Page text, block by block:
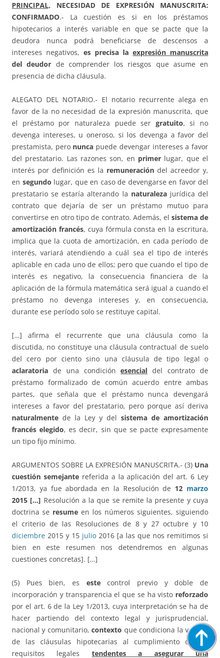
PRINCIPAL, NECESIDAD DE EXPRESIÓN MANUSCRITA:
CONFIRMADO.- La cuestión es si en los préstamos
hipotecarios a interés variable en que se pacte que la
deudora nunca podrá beneficiarse de descensos a
intereses negativos, es precisa la expresión manuscrita
del deudor de comprender los riesgos que asume en
presencia de dicha cláusula.
ALEGATO DEL NOTARIO.- El notario recurrente alega en
favor de la no necesidad de la expresión manuscrita, que
el préstamo por naturaleza puede ser gratuito, si no
devenga intereses, u oneroso, si los devenga a favor del
prestamista, pero nunca puede devengar intereses a favor
del prestatario. Las razones son, en primer lugar, que el
interés por definición es la remuneración del acreedor y,
en segundo lugar, que en caso de devengarse en favor del
prestatario se estaría alterando la naturalezajurídica del
contrato que dejaría de ser un préstamo mutuo para
convertirse en otro tipo de contrato. Además, el sistema de
amortización francés, cuya fórmula consta en la escritura,
implica que la cuota de amortización, en cada período de
interés, variará atendiendo a cuál sea el tipo de interés
aplicable en cada uno de ellos; pero que cuando el tipo de
interés es negativo, la consecuencia financiera de la
aplicación de la fórmula matemática será igual a cuando el
préstamo no devenga intereses y, en consecuencia,
durante ese período solo se restituye capital.
[…] afirma el recurrente que una cláusula como la
discutida, no constituye una cláusula contractual de suelo
del cero por ciento sino una cláusula de tipo legal o
aclaratoria de una condiciónesencial del contrato de
préstamo formalizado de común acuerdo entre ambas
partes, que señala que el préstamo nunca devengará
intereses a favor del prestatario, pero porque así deriva
naturalmente de la Ley y del sistema de amortización
francés elegido, es decir, sin que se pacte expresamente
un tipo fijo mínimo.
ARGUMENTOS SOBRE LA EXPRESIÓN MANUSCRITA.- (3) Una
cuestión semejantereferida a la aplicación del art. 6 Ley
1/2013, ya fue abordada en la Resolución de 12 marzo
2015 […] Resolución a la que se remite la presente y cuya
doctrina se resume en los números siguientes, siguiendo
el criterio de las Resoluciones de 8 y 27 octubre y 10
diciembre 2015 y 15 julio 2016 [a las que nos remitimos si
bien en este resumen nos detendremos en algunas
cuestiones concretas]. […]
(5) Pues bien, es estecontrol previo y doble de
incorporación y transparencia el que se ha visto reforzado
por el art. 6 de la Ley 1/2013, cuya interpretación se ha de
hacer partiendo del contexto legal y jurisprudencial,
nacional y comunitario,contexto que condiciona la validez
de las cláusulas hipotecarias al cumplimiento de los
requisitos legales tendentes a asegurar una